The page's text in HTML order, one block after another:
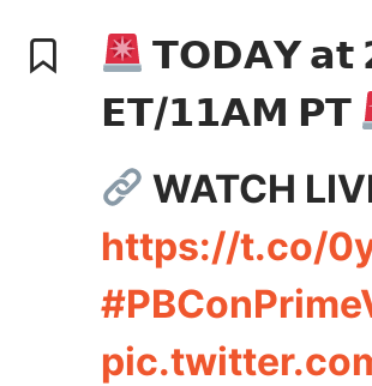
𝗧𝗢𝗗𝗔𝗬 𝗮𝘁
𝗘𝗧/𝟭𝟭𝗔𝗠 𝗣𝗧
WATCH
https://t.co/